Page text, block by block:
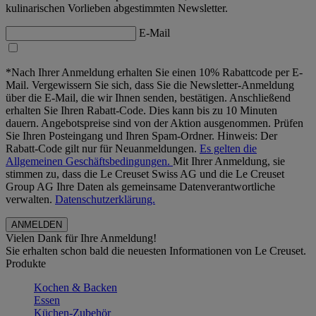
kulinarischen Vorlieben abgestimmten Newsletter.
E-Mail
*Nach Ihrer Anmeldung erhalten Sie einen 10% Rabattcode per E-
Mail. Vergewissern Sie sich, dass Sie die Newsletter-Anmeldung
über die E-Mail, die wir Ihnen senden, bestätigen. Anschließend
erhalten Sie Ihren Rabatt-Code. Dies kann bis zu 10 Minuten
dauern. Angebotspreise sind von der Aktion ausgenommen. Prüfen
Sie Ihren Posteingang und Ihren Spam-Ordner. Hinweis: Der
Rabatt-Code gilt nur für Neuanmeldungen. Es gelten die
Allgemeinen Geschäftsbedingungen. Mit Ihrer Anmeldung, sie
stimmen zu, dass die Le Creuset Swiss AG und die Le Creuset
Group AG Ihre Daten als gemeinsame Datenverantwortliche
verwalten. Datenschutzerklärung.
Vielen Dank für Ihre Anmeldung!
Sie erhalten schon bald die neuesten Informationen von Le Creuset.
Produkte
Kochen & Backen
Essen
Küchen-Zubehör